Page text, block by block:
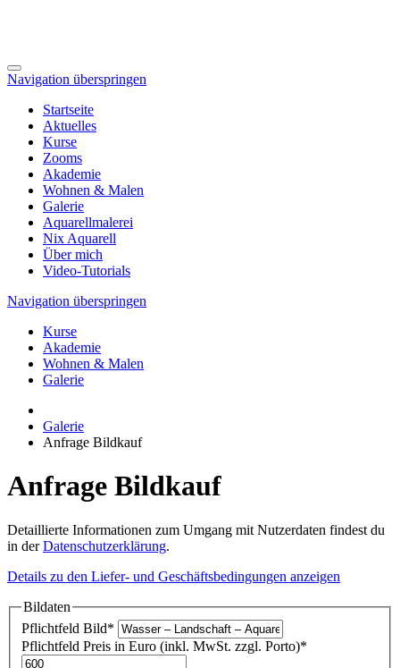
Navigation überspringen
Startseite
Aktuelles
Kurse
Zooms
Akademie
Wohnen & Malen
Galerie
Aquarellmalerei
Nix Aquarell
Über mich
Video-Tutorials
Navigation überspringen
Kurse
Akademie
Wohnen & Malen
Galerie
Galerie
Anfrage Bildkauf
Anfrage Bildkauf
Detaillierte Informationen zum Umgang mit Nutzerdaten findest du
in derDatenschutzerklärung.
Details zu den Liefer- und Geschäftsbedingungen anzeigen
Bildaten
Pflichtfeld Bild*
Pflichtfeld Preis in Euro (inkl. MwSt. zzgl. Porto)*